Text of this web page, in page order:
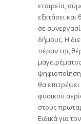
εταιρεία,
εξετάσει
σε
δήμους. Η
πέραν της
θα
φυσικού
στους
Ειδικά για